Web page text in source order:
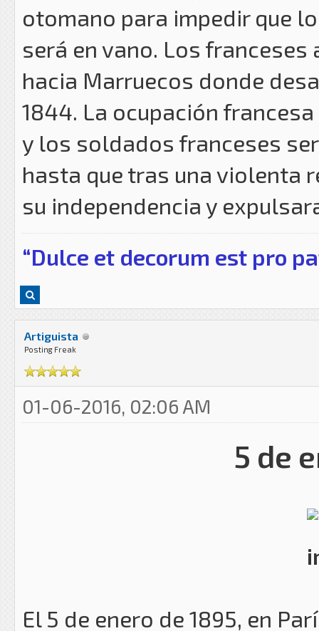
otomano para impedir que
será en vano. Los
hacia Marruecos donde
1844. La ocupación
y los soldados franceses
hasta que tras una violenta
su independencia y
“Dulce et decorum est pro
Artiguista
Posting Freak
01-06-2016, 02:06 AM
5 de
El 5 de enero de 1895, en